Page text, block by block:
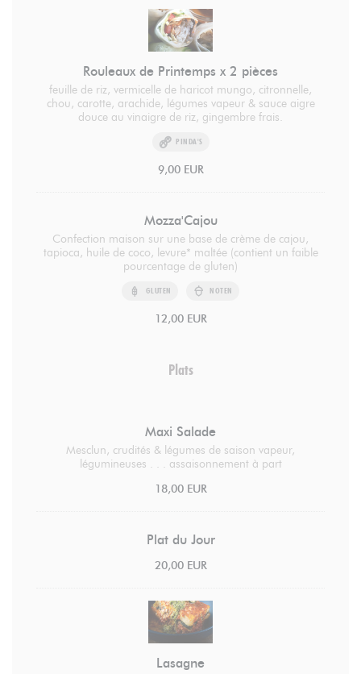
Rouleaux de Printemps x 2 pièces
feuille de riz, vermicelle de haricot mungo, citronnelle,
chou, carotte, arachide, légumes vapeur & sauce aigre
douce au vinaigre de riz, gingembre frais.
PINDA'S
9,00 EUR
Mozza'Cajou
Confection maison sur une base de crème de cajou,
tapioca, huile de coco, levure* maltée (contient un faible
pourcentage de gluten)
GLUTEN NOTEN
12,00 EUR
Plats
Maxi Salade
Mesclun, crudités & légumes de saison vapeur,
légumineuses . . . assaisonnement à part
18,00 EUR
Plat du Jour
20,00 EUR
Lasagne